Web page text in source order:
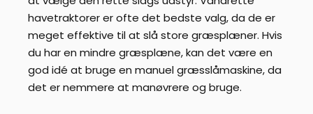
havetraktorer er ofte det bedste valg, da de er
meget effektive til at slå store græsplæner. Hvis
du har en mindre græsplæne, kan det være en
god idé at bruge en manuel græsslåmaskine, da
det er nemmere at manøvrere og bruge.